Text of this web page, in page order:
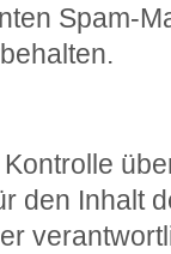
Spam-
den Inhalt